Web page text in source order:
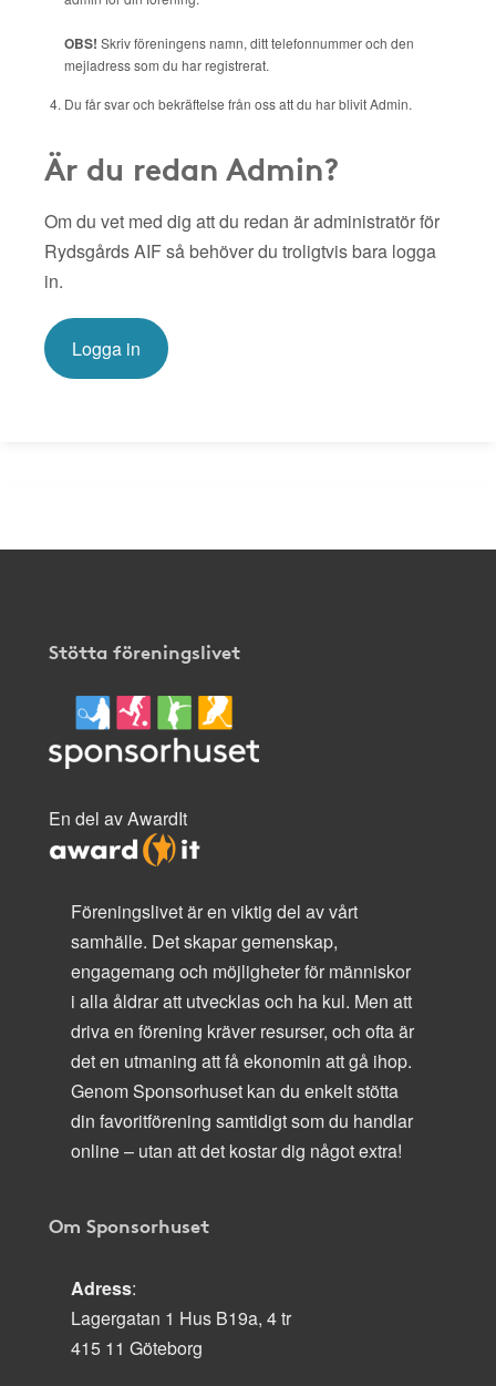
OBS! Skriv föreningens namn, ditt telefonnummer och den
mejladress som du har registrerat.
Du får svar och bekräftelse från oss att du har blivit Admin.
Är du redan Admin?
Om du vet med dig att du redan är administratör för
Rydsgårds AIF så behöver du troligtvis bara logga
in.
Logga in
Stötta föreningslivet
En del av AwardIt
Föreningslivet är en viktig del av vårt
samhälle. Det skapar gemenskap,
engagemang och möjligheter för människor
i alla åldrar att utvecklas och ha kul. Men att
driva en förening kräver resurser, och ofta är
det en utmaning att få ekonomin att gå ihop.
Genom Sponsorhuset kan du enkelt stötta
din favoritförening samtidigt som du handlar
online – utan att det kostar dig något extra!
Om Sponsorhuset
Adress:
Lagergatan 1 Hus B19a, 4 tr
415 11 Göteborg